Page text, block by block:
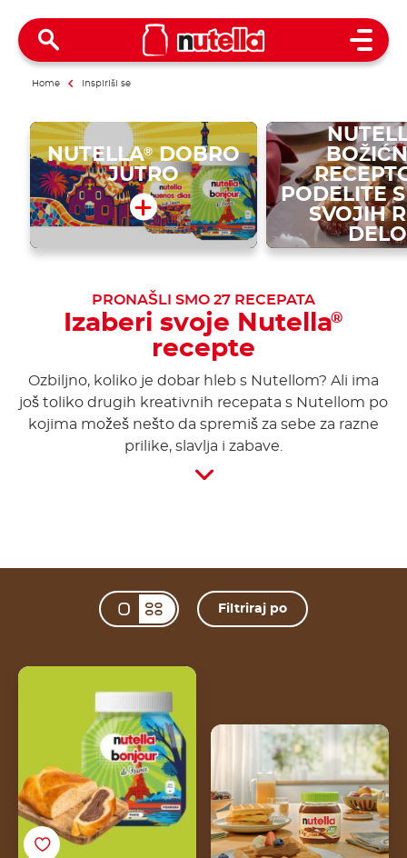
Open
Home Inspiriši se
NUTELLA®DOBRO
JUTRO
PODELITE
SVOJIH
PRONAŠLI SMO 27 RECEPATA
Izaberi svoje Nutella®
recepte
Ozbiljno, koliko je dobar hleb s Nutellom? Ali ima
još toliko drugih kreativnih recepata s Nutellom po
kojima možeš nešto da spremiš za sebe za razne
prilike, slavlja i zabave.
Change view
Filtriraj po
uvijeni brioš
Recept za veganske
Nutella® vafle